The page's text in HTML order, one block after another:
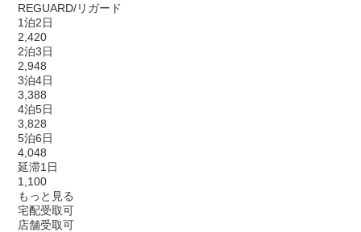
REGUARD/リガード
1泊2日
2,420
2泊3日
2,948
3泊4日
3,388
4泊5日
3,828
5泊6日
4,048
延滞1日
1,100
もっと見る
宅配受取可
店舗受取可